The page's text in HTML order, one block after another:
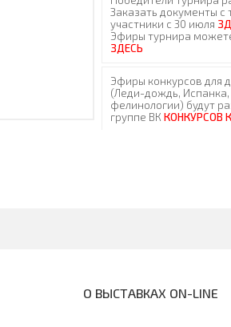
О ВЫСТАВКАХ ON-LINE